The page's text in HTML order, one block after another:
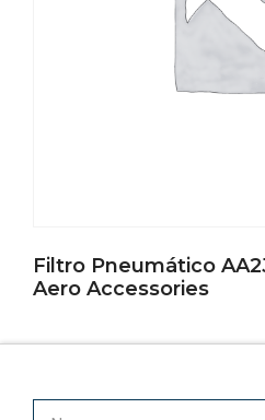
Filtro Pneumático
Aero Accessories